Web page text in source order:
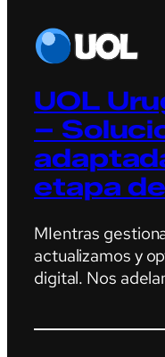
UOL
–
etapa
MIentras
actualizamos y
digital. Nos